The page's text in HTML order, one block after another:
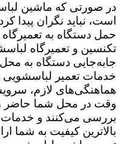
در صورتی که ماشین
است،‌ نباید نگران پیدا
حمل دستگاه به
تکنسین و تعمیرگاه
جابه‌جایی دستگاه به
خدمات تعمیر
هماهنگی‌های لازم،
وقت در محل شما حاضر
بررسی می‌کنند و خدمات
بالاترین کیفیت به شما